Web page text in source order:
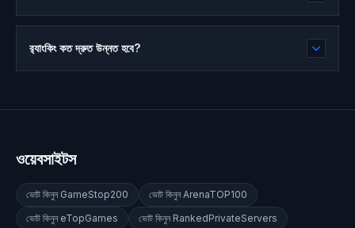
র‍্যাংকিং কত দ্রুত উন্নত হবে?
ওয়েবসাইটস
ভোট কিনুন GameStop200 ভোট কিনুন ArenaTOP100
ভোট কিনুন eTopGames ভোট কিনুন RankedPrivateServers